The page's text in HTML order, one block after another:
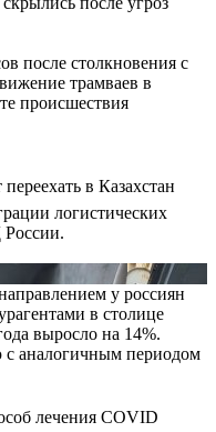
после столкновения с
трамваев в
происшествия
в Казахстан
логистических
у россиян
в столице
выросло на 14%.
с аналогичным периодом
лечения COVID